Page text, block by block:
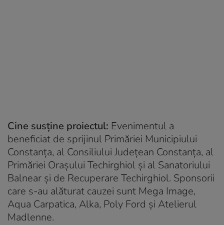
Cine susține proiectul: Evenimentul a
beneficiat de sprijinul Primăriei Municipiului
Constanța, al Consiliului Județean Constanța, al
Primăriei Orașului Techirghiol și al Sanatoriului
Balnear și de Recuperare Techirghiol. Sponsorii
care s-au alăturat cauzei sunt Mega Image,
Aqua Carpatica, Alka, Poly Ford și Atelierul
Madlenne.